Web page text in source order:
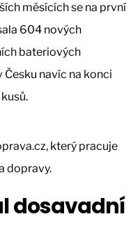
měsících se na první
604 nových
bateriových
navíc na konci
který pracuje
dopravy.
dosavadní